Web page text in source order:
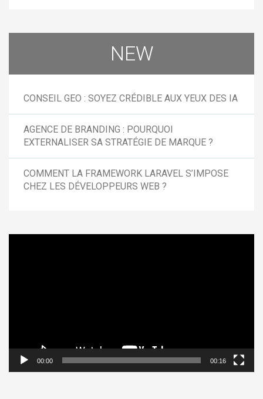
NEW
CONSEIL GEO : SOYEZ CRÉDIBLE AUX YEUX DES IA
AGENCE DE BRANDING : POURQUOI
EXTERNALISER SA STRATÉGIE DE MARQUE ?
COMMENT LA FRAMEWORK LARAVEL S’IMPOSE
CHEZ LES DÉVELOPPEURS WEB ?
00:00 00:16